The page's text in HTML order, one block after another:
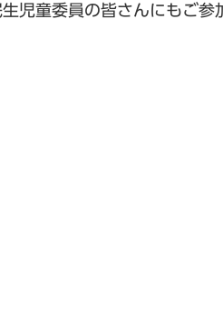
児童委員の皆さんにもご参